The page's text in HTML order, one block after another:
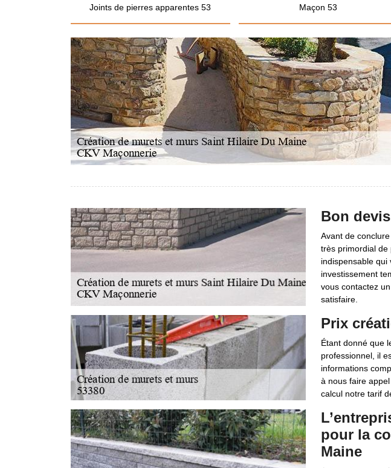
Joints de pierres apparentes 53 Maçon 53
Bon
Avant de
très primordial de
indispensable
investissement
vous contactez
satisfaire.
Prix
Étant donné que
professionnel, il
informations
à nous faire
calcul notre tarif
pour la
Maine